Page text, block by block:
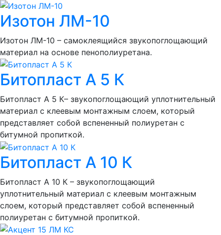
Изотон ЛМ-10
Изотон ЛМ-10 – самоклеящийся звукопоглощающий
материал на основе пенополиуретана.
Битопласт А 5 К
Битопласт А 5 К– звукопоглощающий уплотнительный
материал с клеевым монтажным слоем, который
представляет собой вспененный полиуретан с
битумной пропиткой.
Битопласт А 10 К
Битопласт А 10 К – звукопоглощающий
уплотнительный материал с клеевым монтажным
слоем, который представляет собой вспененный
полиуретан с битумной пропиткой.